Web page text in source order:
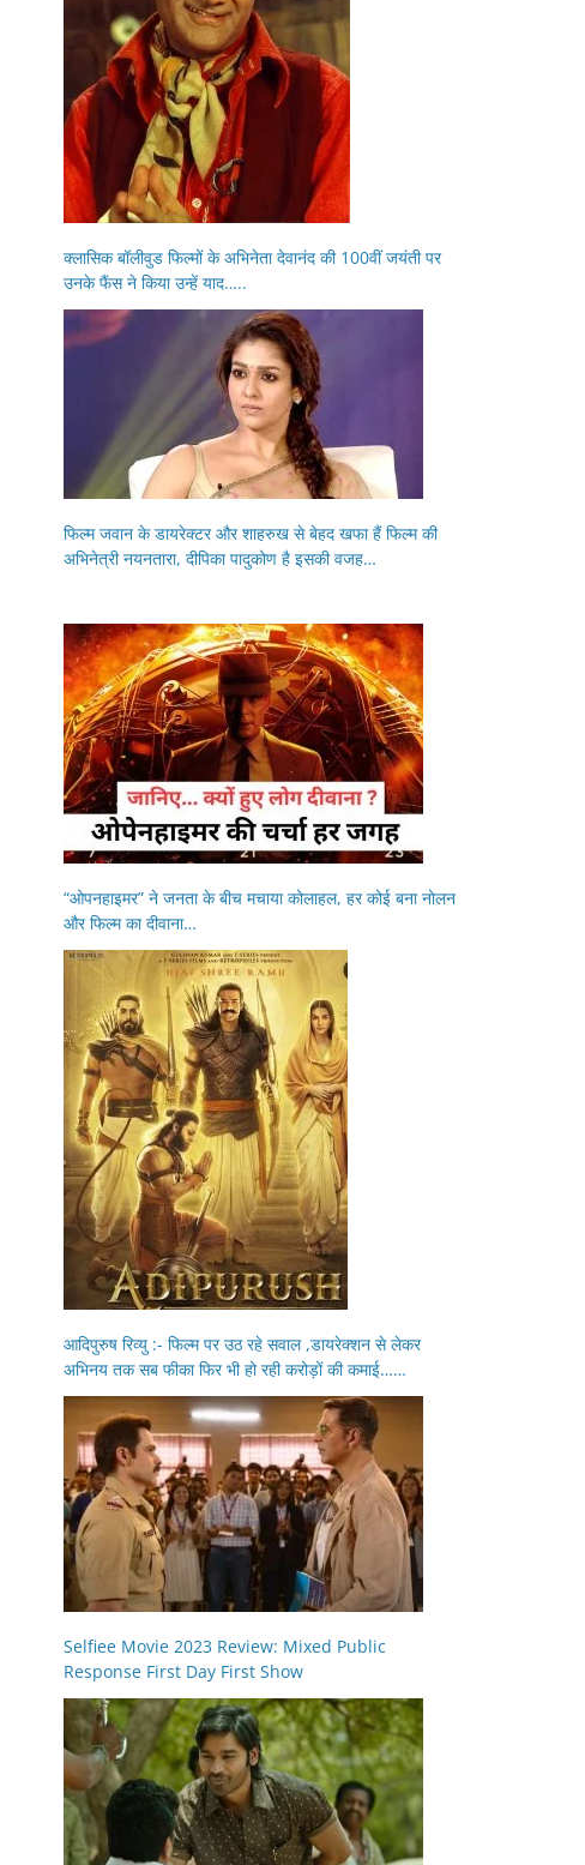
क्लासिक बॉलीवुड फिल्मों के अभिनेता देवानंद की 100वीं जयंती पर
उनके फैंस ने किया उन्हें याद…..
फिल्म जवान के डायरेक्टर और शाहरुख से बेहद खफा हैं फिल्म की
अभिनेत्री नयनतारा, दीपिका पादुकोण है इसकी वजह…
“ओपनहाइमर” ने जनता के बीच मचाया कोलाहल, हर कोई बना नोलन
और फिल्म का दीवाना…
आदिपुरुष रिव्यु :- फिल्म पर उठ रहे सवाल ,डायरेक्शन से लेकर
अभिनय तक सब फीका फिर भी हो रही करोड़ों की कमाई……
Selfiee Movie 2023 Review: Mixed Public
Response First Day First Show